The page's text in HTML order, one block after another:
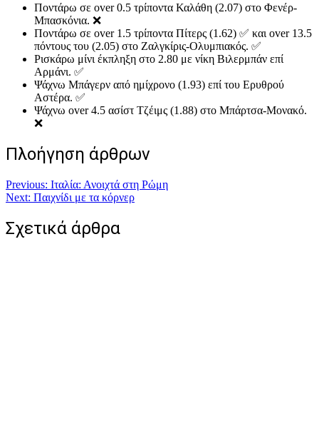
Ποντάρω σε over 0.5 τρίποντα Καλάθη (2.07) στο Φενέρ-
Μπασκόνια. ❌
Ποντάρω σε οver 1.5 τρίποντα Πίτερς (1.62) ✅ και over 13.5
πόντους του (2.05) στο Ζαλγκίρις-Ολυμπιακός. ✅
Ρισκάρω μίνι έκπληξη στο 2.80 με νίκη Βιλερμπάν επί
Αρμάνι. ✅
Ψάχνω Μπάγερν από ημίχρονο (1.93) επί του Ερυθρού
Αστέρα. ✅
Ψάχνω οver 4.5 ασίστ Τζέιμς (1.88) στο Μπάρτσα-Μονακό.
❌
Πλοήγηση άρθρων
Previous: Ιταλία: Ανοιχτά στη Ρώμη
Next: Παιχνίδι με τα κόρνερ
Σχετικά άρθρα